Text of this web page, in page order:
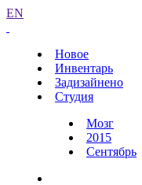
EN
Новое
Инвентарь
Задизайнено
Студия
Мозг
2015
Сентябрь